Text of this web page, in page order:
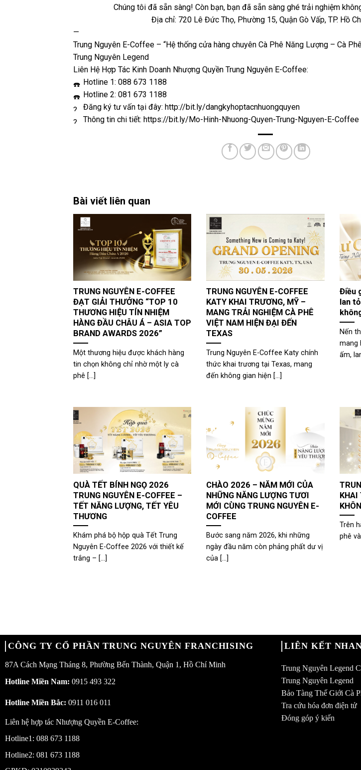
Chúng tôi đã sẵn sàng! Còn bạn, bạn đã sẵn sàng ghé trải nghiệm
Địa chỉ: 720 Lê Đức Thọ, Phường 15, Quận Gò Vấp, TP. Hồ
—
Trung Nguyên E-Coffee – “Hệ thống cửa hàng chuyên Cà Phê Năng Lượng – Cà
Trung Nguyên Legend
Liên Hệ Hợp Tác Kinh Doanh Nhượng Quyền Trung Nguyên E-Coffee:
Hotline 1: 088 673 1188
Hotline 2: 081 673 1188
Đăng ký tư vấn tại đây: http://bit.ly/dangkyhoptacnhuongquyen
Thông tin chi tiết: https://bit.ly/Mo-Hinh-Nhuong-Quyen-Trung-Nguyen-E-Coffee
Bài viết liên quan
TRUNG NGUYÊN E-COFFEE
ĐẠT GIẢI THƯỞNG “TOP 10
THƯƠNG HIỆU TÍN NHIỆM
HÀNG ĐẦU CHÂU Á – ASIA TOP
BRAND AWARDS 2026”
Một thương hiệu được khách hàng
tin chọn không chỉ nhờ một ly cà
phê [...]
TRUNG NGUYÊN E-COFFEE
KATY KHAI TRƯƠNG, MỸ –
MANG TRẢI NGHIỆM CÀ PHÊ
VIỆT NAM HIỆN ĐẠI ĐẾN
TEXAS
Trung Nguyên E-Coffee Katy chính
thức khai trương tại Texas, mang
đến không gian hiện [...]
Điều
lan
Nến
mang
ấm,
QUÀ TẾT BÍNH NGỌ 2026
TRUNG NGUYÊN E-COFFEE –
TẾT NĂNG LƯỢNG, TẾT YÊU
THƯƠNG
Khám phá bộ hộp quà Tết Trung
Nguyên E-Coffee 2026 với thiết kế
trắng – [...]
CHÀO 2026 – NĂM MỚI CỦA
NHỮNG NĂNG LƯỢNG TƯƠI
MỚI CÙNG TRUNG NGUYÊN E-
COFFEE
Bước sang năm 2026, khi những
ngày đầu năm còn phảng phất dư vị
của [...]
KHAI
Trên
phê
CÔNG TY CỔ PHẦN TRUNG NGUYÊN FRANCHISING
87A Cách Mạng Tháng 8, Phường Bến Thành, Quận 1, Hồ Chí Minh
Hotline Miền Nam: 0915 493 322
Hotline Miền Bắc: 0911 016 011
Liên hệ hợp tác Nhượng Quyền E-Coffee:
Hotline1: 088 673 1188
Hotline2: 081 673 1188
LIÊN KẾT
Trung Nguyên Legend
Trung Nguyên Legend
Bảo Tàng Thế Giới Cà
Tra cứu hóa đơn điện tử
Đóng góp ý kiến